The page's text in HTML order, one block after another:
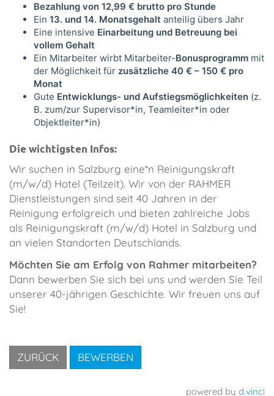
Bezahlung von 12,99 € brutto pro Stunde
Ein 13. und 14. Monatsgehalt anteilig übers Jahr
Eine intensive Einarbeitung und Betreuung bei
vollem Gehalt
Ein Mitarbeiter wirbt Mitarbeiter-Bonusprogramm mit
der Möglichkeit für zusätzliche 40 € – 150 € pro
Monat
Gute Entwicklungs- und Aufstiegsmöglichkeiten (z.
B. zum/zur Supervisor*in, Teamleiter*in oder
Objektleiter*in)
Die wichtigsten Infos:
​Wir suchen in Salzburg eine*n Reinigungskraft
(m/w/d) Hotel (Teilzeit). Wir von der RAHMER
Dienstleistungen sind seit 40 Jahren in der
Reinigung erfolgreich und bieten zahlreiche Jobs
als Reinigungskraft (m/w/d) Hotel in Salzburg und
an vielen Standorten Deutschlands.
Möchten Sie am Erfolg von Rahmer mitarbeiten?
Dann bewerben Sie sich bei uns und werden Sie Teil
unserer 40-jährigen Geschichte. Wir freuen uns auf
Sie!
ZURÜCK BEWERBEN
powered by d.vinci